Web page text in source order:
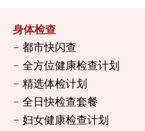
身体检查
都市快闪查
全方位健康检查计划
精选体检计划
全日快检查套餐
妇女健康检查计划